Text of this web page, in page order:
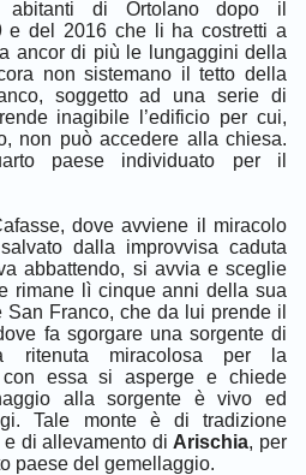
abitanti di Ortolano dopo il
e del 2016 che li ha costretti a
ancor di più le lungaggini della
non sistemano il tetto della
soggetto ad una serie di
inagibile l’edificio per cui,
non può accedere alla chiesa.
paese individuato per il
dove avviene il miracolo
dalla improvvisa caduta
abbattendo, si avvia e sceglie
rimane lì cinque anni della sua
San Franco, che da lui prende il
fa sgorgare una sorgente di
ritenuta miracolosa per la
essa si asperge e chiede
alla sorgente è vivo ed
Tale monte è di tradizione
di allevamento di Arischia, per
paese del gemellaggio.